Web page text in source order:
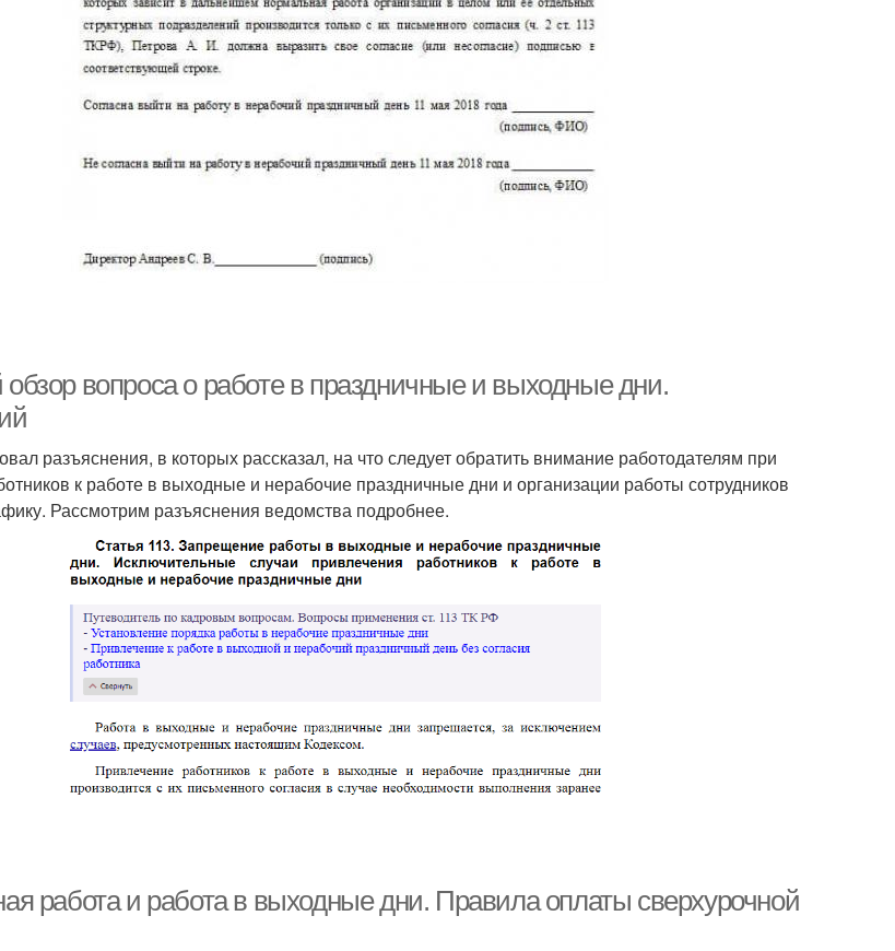
вопроса о работе в праздничные и выходные дни.
разъяснения, в которых рассказал, на что следует обратить внимание работодателям при
к работе в выходные и нерабочие праздничные дни и организации работы сотрудников
Рассмотрим разъяснения ведомства подробнее.
работа и работа в выходные дни. Правила оплаты сверхурочной